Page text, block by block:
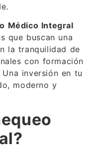
Médico Integral
que buscan una
la tranquilidad de
con formación
inversión en tu
moderno y